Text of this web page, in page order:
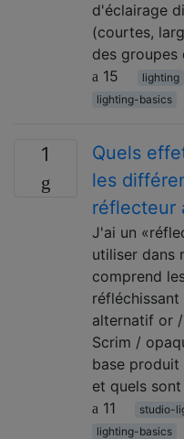
d'éclairage
(courtes,
des groupes
15
lighting
lighting-basics
1
Quels
les
réflecteur
J'ai un
utiliser dans
comprend
alternatif or
Scrim /
base produit
et quels
11
studio-
lighting-basics